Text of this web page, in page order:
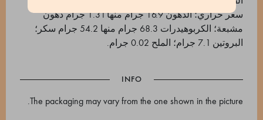
سعر حراري؛ الدهون 16.9 جرام منها 1.31 جرام دهون
مشبعة؛ الكربوهيدرات 68.3 جرام منها 54.2 جرام سكر؛
البروتين 7.1 جرام؛ الملح 0.02 جرام.
INFO
The packaging may vary from the one shown in the picture.